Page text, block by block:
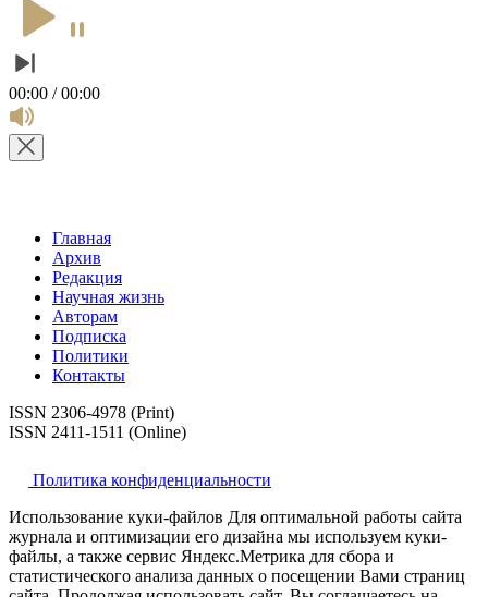
00:00 / 00:00
Главная
Архив
Редакция
Научная жизнь
Авторам
Подписка
Политики
Контакты
ISSN 2306-4978 (Print)
ISSN 2411-1511 (Online)
Политика конфиденциальности
Использование куки-файлов Для оптимальной работы сайта
журнала и оптимизации его дизайна мы используем куки-
файлы, а также сервис Яндекс.Метрика для сбора и
статистического анализа данных о посещении Вами страниц